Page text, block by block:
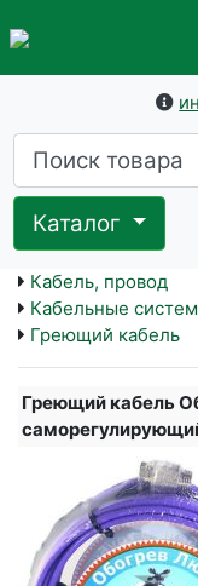
Каталог
Кабель, провод
Кабельные
Греющий кабель
Греющий кабель